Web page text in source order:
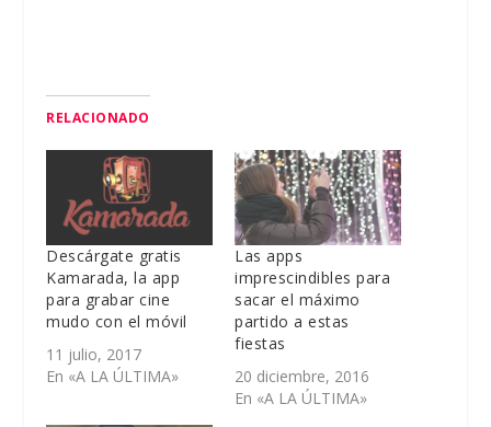
RELACIONADO
Descárgate gratis
Kamarada, la app
para grabar cine
mudo con el móvil
11 julio, 2017
En «A LA ÚLTIMA»
Las apps
imprescindibles para
sacar el máximo
partido a estas
fiestas
20 diciembre, 2016
En «A LA ÚLTIMA»